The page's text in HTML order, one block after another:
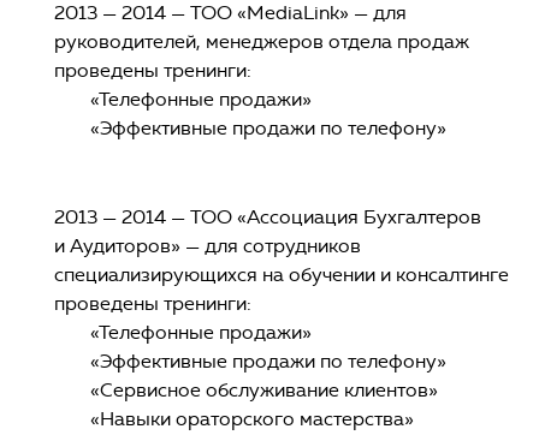
2013 — 2014 — ТОО «MediaLink» — для
руководителей, менеджеров отдела продаж
проведены тренинги:
«Телефонные продажи»
«Эффективные продажи по телефону»
2013 — 2014 — ТОО «Ассоциация Бухгалтеров
и Аудиторов» — для сотрудников
специализирующихся на обучении и консалтинге
проведены тренинги:
«Телефонные продажи»
«Эффективные продажи по телефону»
«Сервисное обслуживание клиентов»
«Навыки ораторского мастерства»